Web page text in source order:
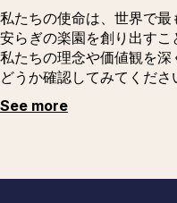
私たちの使命は、世界で
安らぎの楽園を創り出すこ
私たちの理念や価値観を
どうか確認してみてくださ
See more